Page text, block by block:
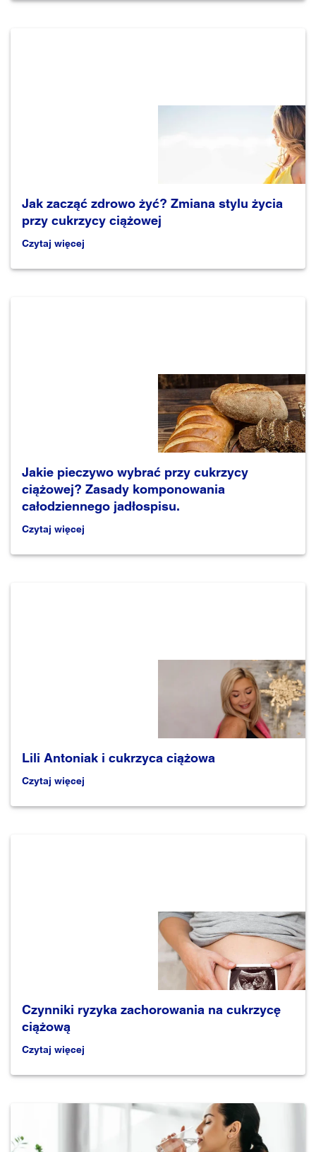
Jak zacząć zdrowo żyć? Zmiana stylu życia
przy cukrzycy ciążowej
Czytaj więcej
Jakie pieczywo wybrać przy cukrzycy
ciążowej? Zasady komponowania
całodziennego jadłospisu.
Czytaj więcej
Lili Antoniak i cukrzyca ciążowa
Czytaj więcej
Czynniki ryzyka zachorowania na cukrzycę
ciążową
Czytaj więcej